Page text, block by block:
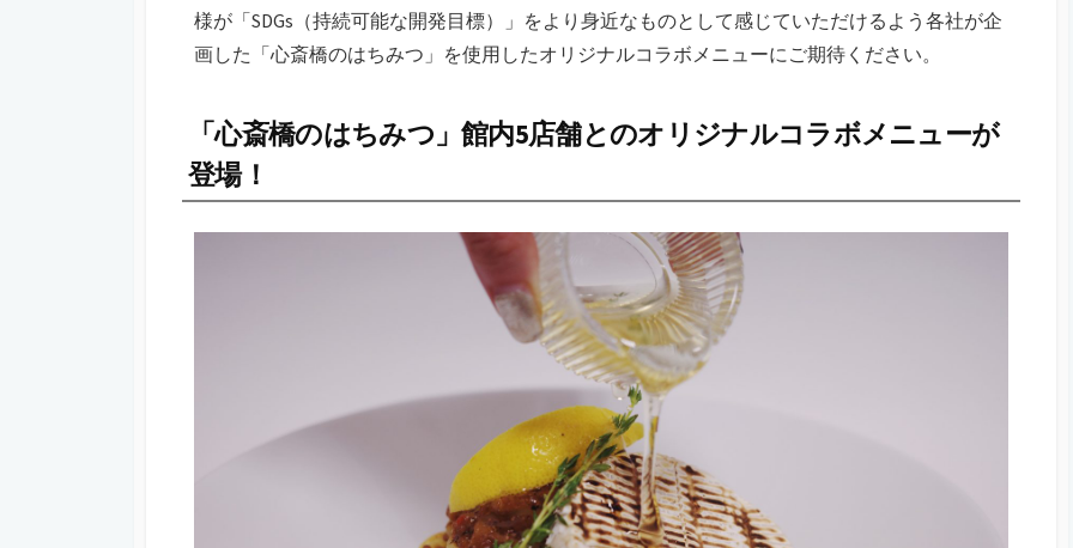
様が「SDGs（持続可能な開発目標）」をより身近なものとして感じていただけるよう各社が企
画した「心斎橋のはちみつ」を使用したオリジナルコラボメニューにご期待ください。
「心斎橋のはちみつ」館内5店舗とのオリジナルコラボメニューが
登場！